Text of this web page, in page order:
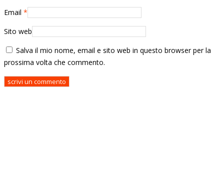
Email *
Sito web
Salva il mio nome, email e sito web in questo browser per la
prossima volta che commento.